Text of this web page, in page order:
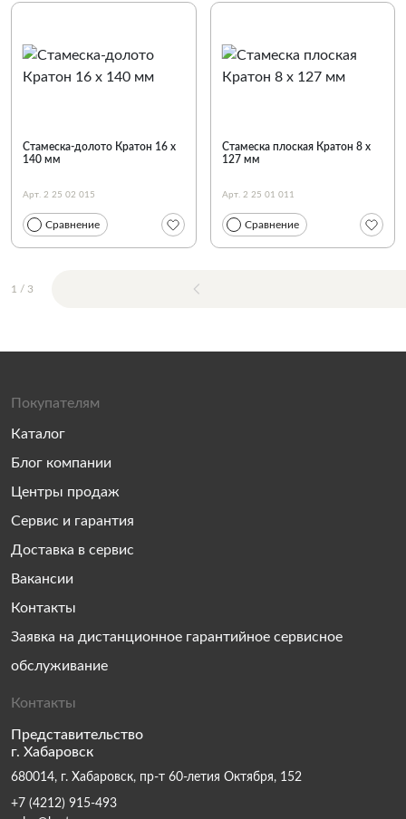
Стамеска-долото Кратон 16 х
140 мм
Арт. 2 25 02 015
Сравнение
Стамеска плоская Кратон 8 х
127 мм
Арт. 2 25 01 011
Сравнение
1 / 3
Покупателям
Каталог
Блог компании
Центры продаж
Сервис и гарантия
Доставка в сервис
Вакансии
Контакты
Заявка на дистанционное гарантийное сервисное
обслуживание
Контакты
Представительство
г. Хабаровск
680014, г. Хабаровск, пр-т 60-летия Октября, 152
+7 (4212) 915-493